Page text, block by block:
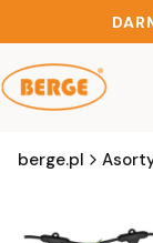
berge.pl